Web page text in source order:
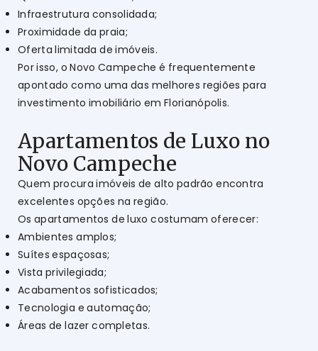
Infraestrutura consolidada;
Proximidade da praia;
Oferta limitada de imóveis.
Por isso, o Novo Campeche é frequentemente
apontado como uma das melhores regiões para
investimento imobiliário em Florianópolis.
Apartamentos de Luxo no
Novo Campeche
Quem procura imóveis de alto padrão encontra
excelentes opções na região.
Os apartamentos de luxo costumam oferecer:
Ambientes amplos;
Suítes espaçosas;
Vista privilegiada;
Acabamentos sofisticados;
Tecnologia e automação;
Áreas de lazer completas.